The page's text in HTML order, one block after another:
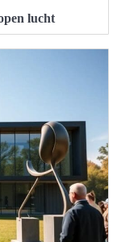
lucht